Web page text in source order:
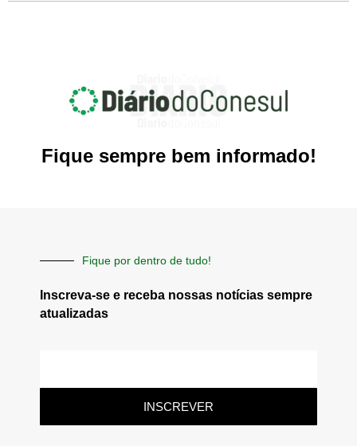
Fique sempre bem informado!
Fique por dentro de tudo!
Inscreva-se e receba nossas notícias sempre
atualizadas
INSCREVER